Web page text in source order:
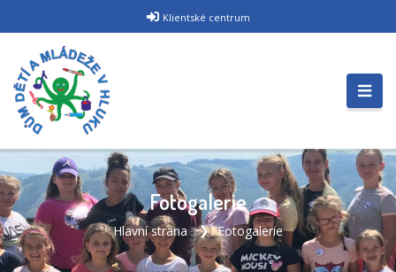
Klientské centrum
Fotogalerie
Hlavní strana Fotogalerie